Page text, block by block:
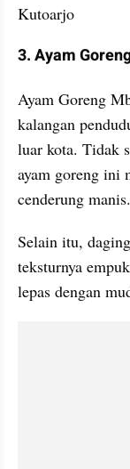
Kutoarjo
3. Ayam
Ayam Goreng
kalangan
luar kota. Tidak
ayam goreng ini
cenderung manis.
Selain itu,
teksturnya
lepas dengan